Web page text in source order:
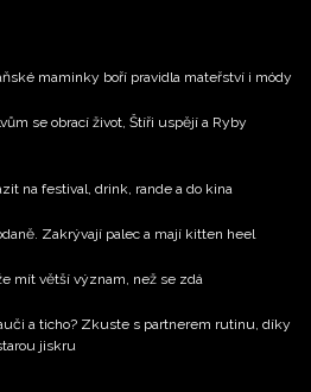
maminky boří pravidla mateřství i módy
se obrací život, Štíři uspějí a Ryby
na festival, drink, rande a do kina
Zakrývají palec a mají kitten heel
mít větší význam, než se zdá
a ticho? Zkuste s partnerem rutinu, díky
jiskru